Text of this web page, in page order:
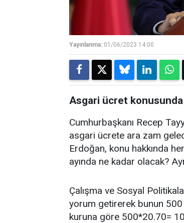
Yayınlanma: 01/06/2023 14:00
Asgari ücret
Cumhurbaşkanı Recep
asgari ücrete ara zam
Erdoğan, konu hakkında
ayında ne kadar olacak?
Çalışma ve Sosyal
yorum getirerek bunun 500
kuruna göre 500*20.70=